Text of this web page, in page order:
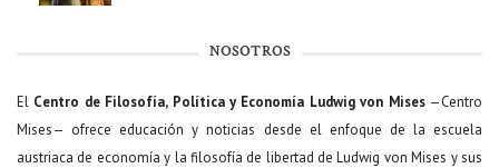
NOSOTROS
El Centro de Filosofía, Política y Economía Ludwig von Mises—Centro
Mises— ofrece educación y noticias desde el enfoque de la escuela
austriaca de economía y la filosofía de libertad de Ludwig von Mises y sus